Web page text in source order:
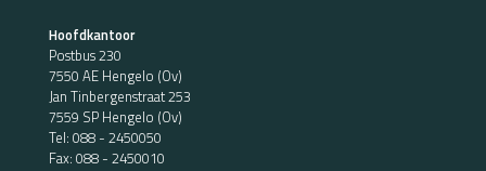
Hoofdkantoor
Postbus 230
7550 AE Hengelo (Ov)
Jan Tinbergenstraat 253
7559 SP Hengelo (Ov)
Tel: 088 - 2450050
Fax: 088 - 2450010